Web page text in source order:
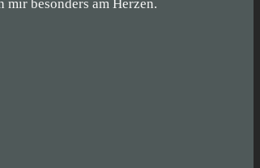
mir besonders am Herzen.